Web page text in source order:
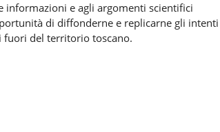
informazioni e agli argomenti scientifici
di diffonderne e replicarne gli
fuori del territorio toscano.